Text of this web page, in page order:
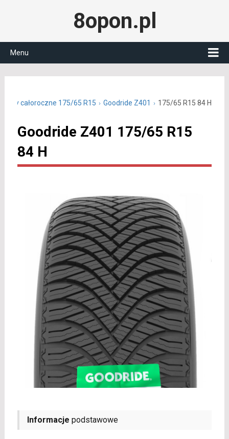
8opon.pl
Menu
całoroczne 175/65 R15 Goodride Z401 175/65 R15 84 H
Goodride Z401 175/65 R15
84 H
Informacje podstawowe